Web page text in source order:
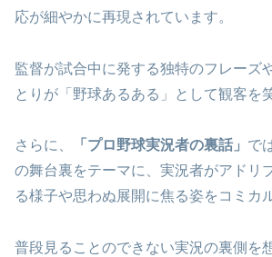
応が細やかに再現されています。
監督が試合中に発する独特のフレーズ
とりが「野球あるある」として観客を
さらに、 「プロ野球実況者の裏話」 で
の舞台裏をテーマに、実況者がアドリ
る様子や思わぬ展開に焦る姿をコミカ
普段見ることのできない実況の裏側を